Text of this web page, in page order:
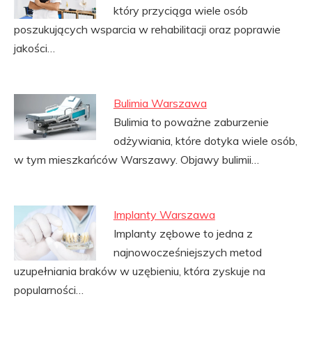
który przyciąga wiele osób
poszukujących wsparcia w rehabilitacji oraz poprawie
jakości…
Bulimia Warszawa
Bulimia to poważne zaburzenie
odżywiania, które dotyka wiele osób,
w tym mieszkańców Warszawy. Objawy bulimii…
Implanty Warszawa
Implanty zębowe to jedna z
najnowocześniejszych metod
uzupełniania braków w uzębieniu, która zyskuje na
popularności…